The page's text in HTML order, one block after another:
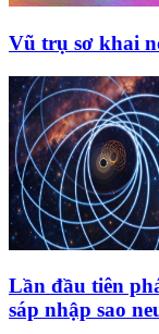
Vũ trụ sơ khai
Lần đầu tiên
sáp nhập sao